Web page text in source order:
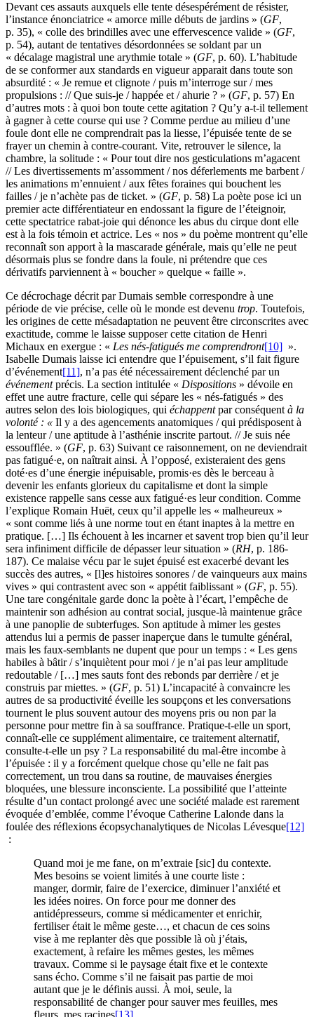
Devant ces assauts auxquels elle tente désespérément de résister,
l’instance énonciatrice « amorce mille débuts de jardins » (GF,
p. 35), « colle des brindilles avec une effervescence valide » (GF,
p. 54), autant de tentatives désordonnées se soldant par un
« décalage magistral une arythmie totale » (GF, p. 60). L’habitude
de se conformer aux standards en vigueur apparait dans toute son
absurdité : « Je remue et clignote / puis m’interroge sur / mes
propulsions : // Que suis-je / happée et / ahurie ? » (GF, p. 57) En
d’autres mots : à quoi bon toute cette agitation ? Qu’y a-t-il tellement
à gagner à cette course qui use ? Comme perdue au milieu d’une
foule dont elle ne comprendrait pas la liesse, l’épuisée tente de se
frayer un chemin à contre-courant. Vite, retrouver le silence, la
chambre, la solitude : « Pour tout dire nos gesticulations m’agacent
// Les divertissements m’assomment / nos déferlements me barbent /
les animations m’ennuient / aux fêtes foraines qui bouchent les
failles / je n’achète pas de ticket. » (GF, p. 58) La poète pose ici un
premier acte différentiateur en endossant la figure de l’éteignoir,
cette spectatrice rabat-joie qui dénonce les abus du cirque dont elle
est à la fois témoin et actrice. Les « nos » du poème montrent qu’elle
reconnaît son apport à la mascarade générale, mais qu’elle ne peut
désormais plus se fondre dans la foule, ni prétendre que ces
dérivatifs parviennent à « boucher » quelque « faille ».
Ce décrochage décrit par Dumais semble correspondre à une
période de vie précise, celle où le monde est devenu trop. Toutefois,
les origines de cette mésadaptation ne peuvent être circonscrites avec
exactitude, comme le laisse supposer cette citation de Henri
Michaux en exergue : « Les nés-fatigués me comprendront[10] ».
Isabelle Dumais laisse ici entendre que l’épuisement, s’il fait figure
d’événement[11], n’a pas été nécessairement déclenché par un
événementprécis. La section intitulée « Dispositions » dévoile en
effet une autre fracture, celle qui sépare les « nés-fatigués » des
autres selon des lois biologiques, qui échappentpar conséquent à la
volonté : « Il y a des agencements anatomiques / qui prédisposent à
la lenteur / une aptitude à l’asthénie inscrite partout. // Je suis née
essoufflée. » (GF, p. 63) Suivant ce raisonnement, on ne deviendrait
pas fatigué·e, on naîtrait ainsi. À l’opposé, existeraient des gens
doté·es d’une énergie inépuisable, promis·es dès le berceau à
devenir les enfants glorieux du capitalisme et dont la simple
existence rappelle sans cesse aux fatigué·es leur condition. Comme
l’explique Romain Huët, ceux qu’il appelle les « malheureux »
« sont comme liés à une norme tout en étant inaptes à la mettre en
pratique. […] Ils échouent à les incarner et savent trop bien qu’il leur
sera infiniment difficile de dépasser leur situation » (RH, p. 186-
187). Ce malaise vécu par le sujet épuisé est exacerbé devant les
succès des autres, « [l]es histoires sonores / de vainqueurs aux mains
vives » qui contrastent avec son « appétit faiblissant » (GF, p. 55).
Une tare congénitale garde donc la poète à l’écart, l’empêche de
maintenir son adhésion au contrat social, jusque-là maintenue grâce
à une panoplie de subterfuges. Son aptitude à mimer les gestes
attendus lui a permis de passer inaperçue dans le tumulte général,
mais les faux-semblants ne dupent que pour un temps : « Les gens
habiles à bâtir / s’inquiètent pour moi / je n’ai pas leur amplitude
redoutable / […] mes sauts font des rebonds par derrière / et je
construis par miettes. » (GF, p. 51) L’incapacité à convaincre les
autres de sa productivité éveille les soupçons et les conversations
tournent le plus souvent autour des moyens pris ou non par la
personne pour mettre fin à sa souffrance. Pratique-t-elle un sport,
connaît-elle ce supplément alimentaire, ce traitement alternatif,
consulte-t-elle un psy ? La responsabilité du mal-être incombe à
l’épuisée : il y a forcément quelque chose qu’elle ne fait pas
correctement, un trou dans sa routine, de mauvaises énergies
bloquées, une blessure inconsciente. La possibilité que l’atteinte
résulte d’un contact prolongé avec une société malade est rarement
évoquée d’emblée, comme l’évoque Catherine Lalonde dans la
foulée des réflexions écopsychanalytiques de Nicolas Lévesque[12]
:
Quand moi je me fane, on m’extraie [sic] du contexte.
Mes besoins se voient limités à une courte liste :
manger, dormir, faire de l’exercice, diminuer l’anxiété et
les idées noires. On force pour me donner des
antidépresseurs, comme si médicamenter et enrichir,
fertiliser était le même geste…, et chacun de ces soins
vise à me replanter dès que possible là où j’étais,
exactement, à refaire les mêmes gestes, les mêmes
travaux. Comme si le paysage était fixe et le contexte
sans écho. Comme s’il ne faisait pas partie de moi
autant que je le définis aussi. À moi, seule, la
responsabilité de changer pour sauver mes feuilles, mes